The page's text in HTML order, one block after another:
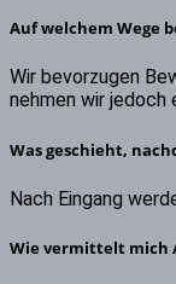
Auf welchem Wege
Wir bevorzugen
nehmen wir
Was geschieht,
Nach Eingang
Wie vermittelt mich